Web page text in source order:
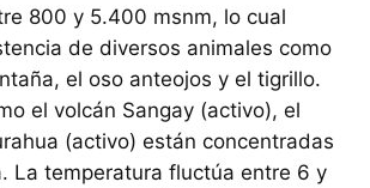
800 y 5.400 msnm, lo cual
de diversos animales como
el oso anteojos y el tigrillo.
el volcán Sangay (activo), el
(activo) están concentradas
La temperatura fluctúa entre 6 y